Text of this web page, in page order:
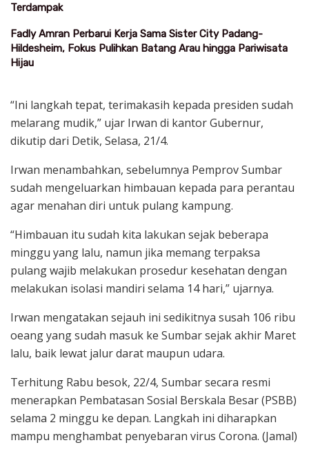
Terdampak
Fadly Amran Perbarui Kerja Sama Sister City Padang-
Hildesheim, Fokus Pulihkan Batang Arau hingga Pariwisata
Hijau
“Ini langkah tepat, terimakasih kepada presiden sudah
melarang mudik,” ujar Irwan di kantor Gubernur,
dikutip dari Detik, Selasa, 21/4.
Irwan menambahkan, sebelumnya Pemprov Sumbar
sudah mengeluarkan himbauan kepada para perantau
agar menahan diri untuk pulang kampung.
“Himbauan itu sudah kita lakukan sejak beberapa
minggu yang lalu, namun jika memang terpaksa
pulang wajib melakukan prosedur kesehatan dengan
melakukan isolasi mandiri selama 14 hari,” ujarnya.
Irwan mengatakan sejauh ini sedikitnya susah 106 ribu
oeang yang sudah masuk ke Sumbar sejak akhir Maret
lalu, baik lewat jalur darat maupun udara.
Terhitung Rabu besok, 22/4, Sumbar secara resmi
menerapkan Pembatasan Sosial Berskala Besar (PSBB)
selama 2 minggu ke depan. Langkah ini diharapkan
mampu menghambat penyebaran virus Corona. (Jamal)